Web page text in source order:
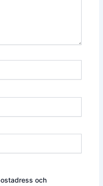
och